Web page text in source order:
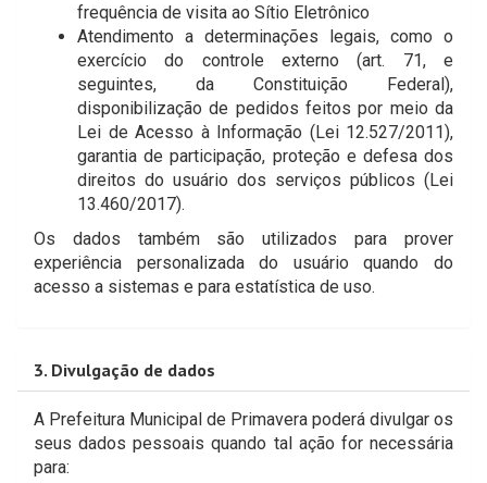
frequência de visita ao Sítio Eletrônico
Atendimento a determinações legais, como o
exercício do controle externo (art. 71, e
seguintes, da Constituição Federal),
disponibilização de pedidos feitos por meio da
Lei de Acesso à Informação (Lei 12.527/2011),
garantia de participação, proteção e defesa dos
direitos do usuário dos serviços públicos (Lei
13.460/2017).
Os dados também são utilizados para prover
experiência personalizada do usuário quando do
acesso a sistemas e para estatística de uso.
3. Divulgação de dados
A Prefeitura Municipal de Primavera poderá divulgar os
seus dados pessoais quando tal ação for necessária
para: